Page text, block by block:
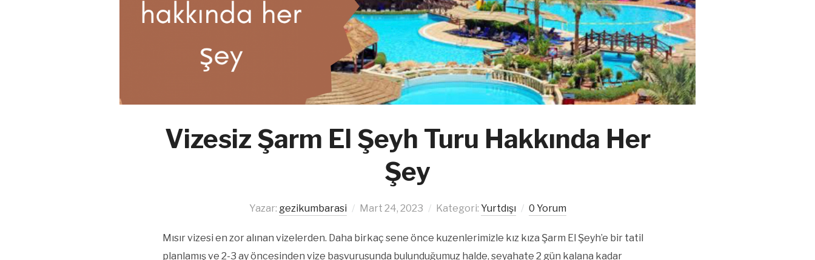
Vizesiz Şarm El Şeyh Turu Hakkında Her
Şey
Yazar: gezikumbarasi Mart 24, 2023 Kategori: Yurtdışı 0 Yorum
Mısır vizesi en zor alınan vizelerden. Daha birkaç sene önce kuzenlerimizle kız kıza Şarm El Şeyh’e bir tatil
planlamış ve 2-3 ay öncesinden vize başvurusunda bulunduğumuz halde, seyahate 2 gün kalana kadar